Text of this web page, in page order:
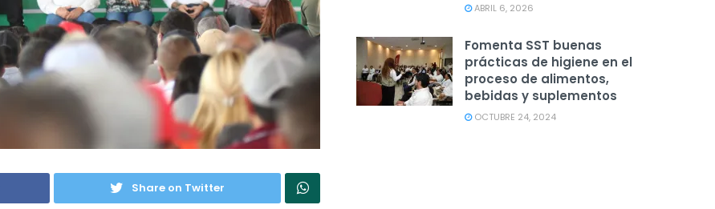
Share on Twitter
ABRIL 6, 2026
Fomenta SST buenas
prácticas de higiene en el
proceso de alimentos,
bebidas y suplementos
OCTUBRE 24, 2024